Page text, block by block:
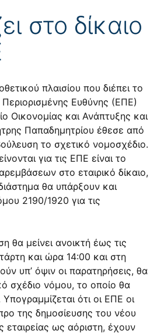
στο δίκαιο
πλαισίου που διέπει το
Περιορισμένης Ευθύνης (ΕΠΕ)
Οικονομίας και Ανάπτυξης και
Παπαδημητρίου έθεσε από
το σχετικό νομοσχέδιο.
για τις ΕΠΕ είναι το
στο εταιρικό δίκαιο,
θα υπάρξουν και
2190/1920 για τις
θα μείνει ανοικτή έως τις
και ώρα 14:00 και στη
υπ’ όψιν οι παρατηρήσεις, θα
σχέδιο νόμου, το οποίο θα
ότι οι ΕΠΕ οι
της δημοσίευσης του νέου
εταιρείας ως αόριστη, έχουν